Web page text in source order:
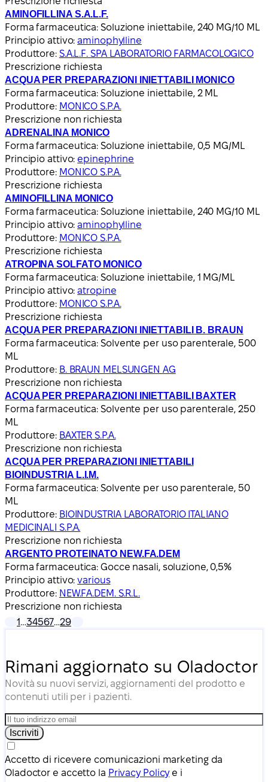
AMINOFILLINA S.A.L.F.
Forma farmaceutica: Soluzione iniettabile, 240 MG/10 ML
Principio attivo:aminophylline
Produttore: S.A.L.F. SPA LABORATORIO FARMACOLOGICO
Prescrizione richiesta
ACQUA PER PREPARAZIONI INIETTABILI MONICO
Forma farmaceutica: Soluzione iniettabile, 2 ML
Produttore: MONICO S.P.A.
Prescrizione non richiesta
ADRENALINA MONICO
Forma farmaceutica: Soluzione iniettabile, 0,5 MG/ML
Principio attivo: epinephrine
Produttore: MONICO S.P.A.
Prescrizione richiesta
AMINOFILLINA MONICO
Forma farmaceutica: Soluzione iniettabile, 240 MG/10 ML
Principio attivo:aminophylline
Produttore: MONICO S.P.A.
Prescrizione richiesta
ATROPINA SOLFATO MONICO
Forma farmaceutica: Soluzione iniettabile, 1 MG/ML
Principio attivo:atropine
Produttore: MONICO S.P.A.
Prescrizione richiesta
ACQUA PER PREPARAZIONI INIETTABILI B. BRAUN
Forma farmaceutica: Solvente per uso parenterale, 500
ML
Produttore: B. BRAUN MELSUNGEN AG
Prescrizione non richiesta
ACQUA PER PREPARAZIONI INIETTABILI BAXTER
Forma farmaceutica: Solvente per uso parenterale, 250
ML
Produttore: BAXTER S.P.A.
Prescrizione non richiesta
ACQUA PER PREPARAZIONI INIETTABILI
BIOINDUSTRIA L.I.M.
Forma farmaceutica: Solvente per uso parenterale, 50
ML
Produttore: BIOINDUSTRIA LABORATORIO ITALIANO
MEDICINALI S.P.A.
Prescrizione non richiesta
ARGENTO PROTEINATO NEW.FA.DEM
Forma farmaceutica: Gocce nasali, soluzione, 0,5%
Principio attivo:various
Produttore: NEW.FA.DEM. S.R.L.
Prescrizione non richiesta
1…34567…29
Rimani aggiornato su Oladoctor
Novità su nuovi servizi, aggiornamenti del prodotto e
contenuti utili per i pazienti.
Iscriviti
Accetto di ricevere comunicazioni marketing da
Oladoctor e accetto la Privacy Policye i